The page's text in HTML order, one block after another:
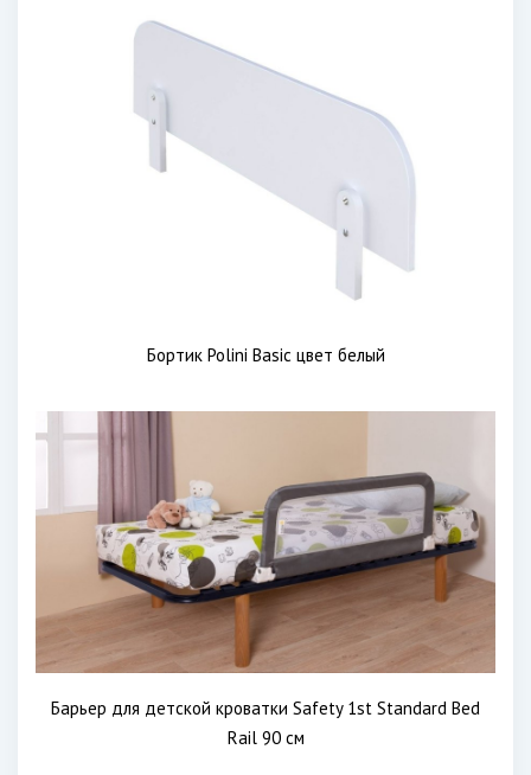
Бортик Polini Basic цвет белый
Барьер для детской кроватки Safety 1st Standard Bed
Rail 90 см